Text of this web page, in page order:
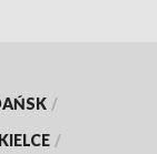
/
KIELCE /